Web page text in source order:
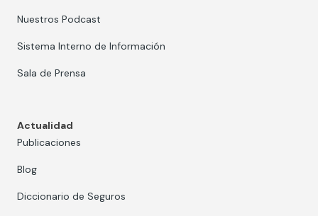
Nuestros Podcast
Sistema Interno de Información
Sala de Prensa
Actualidad
Publicaciones
Blog
Diccionario de Seguros